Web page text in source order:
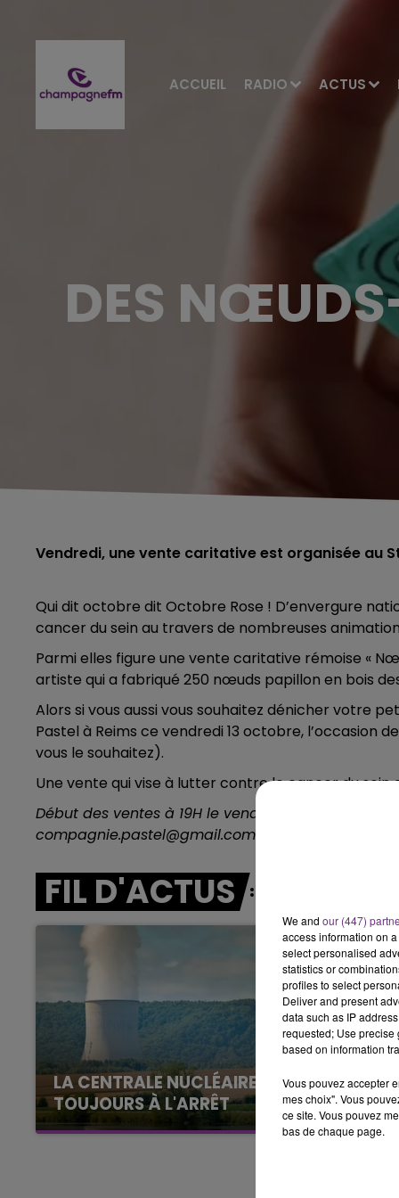
ACCUEIL RADIO ACTUS
16h00 - 20h00
LE WEEK-END CHAMPAGNE FM
DES
Vendredi, une vente caritative est organisée au
Qui dit octobre dit Octobre Rose ! D’envergure
cancer du sein au travers de nombreuses
Parmi elles figure une vente caritative rémoise «
artiste qui a fabriqué 250 nœuds papillon en bois
Alors si vous aussi vous souhaitez dénicher votre
Pastel à Reims ce vendredi 13 octobre, l’occasion
vous le souhaitez).
Une vente qui vise à lutter contre le cancer du sein
Début des ventes à 19H le vendredi 13 octobre au
compagnie.pastel@gmail.com
FIL D'ACTUS
LA CENTRALE NUCLÉAIRE DE CHOOZ
TOUJOURS À L'ARRÊT
Cela fait déjà une semaine que la centrale
We and our (447)
access information on
select personalised
statistics or
profiles to select
Deliver and present
data such as IP
requested; Use precise
based on information
Vous pouvez accepter
mes choix". Vous
ce site. Vous pouvez
bas de chaque page.